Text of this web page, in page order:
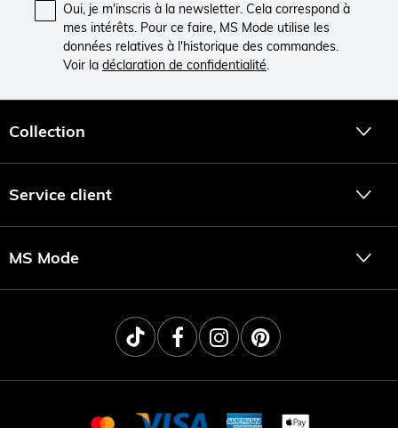
Oui, je m'inscris à la newsletter. Cela correspond à
mes intérêts. Pour ce faire, MS Mode utilise les
données relatives à l'historique des commandes.
Voir la déclaration de confidentialité.
Collection
Service client
MS Mode